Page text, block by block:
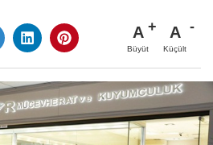
A
Büyüt
A
Küçült